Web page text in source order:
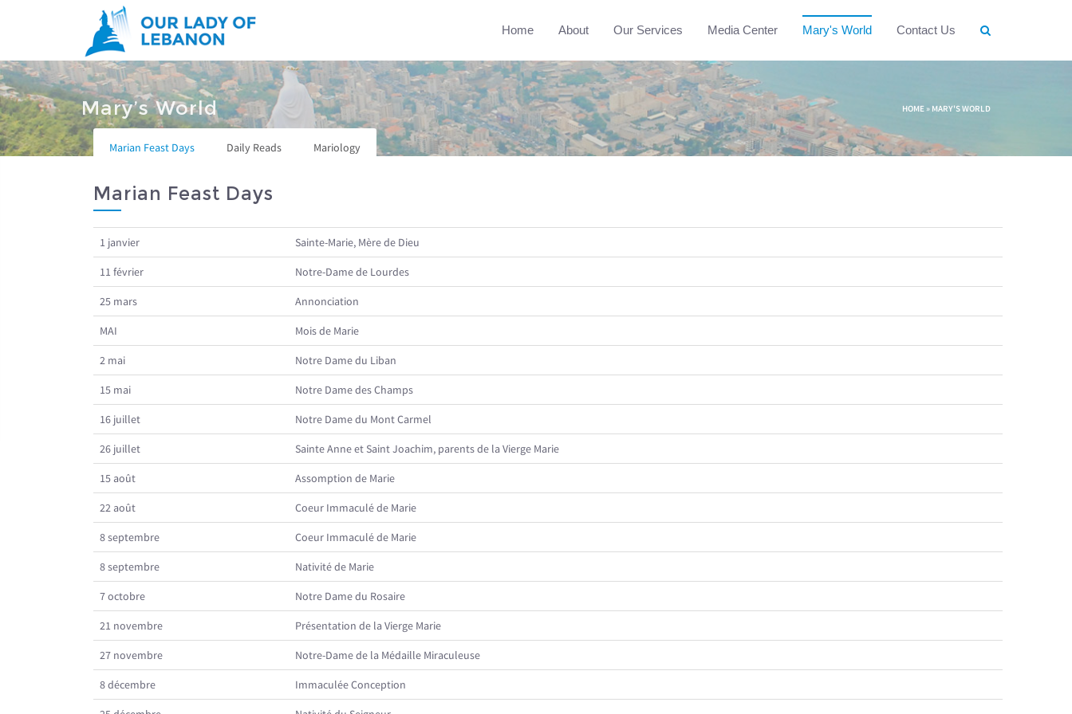
Home About Our Services Media Center Mary's World Contact Us
Mary’s World
You are here HOME » MARY'S WORLD
Marian Feast Days Daily Reads Mariology
Marian Feast Days
1 janvier Sainte-Marie, Mère de Dieu
11 février Notre-Dame de Lourdes
25 mars Annonciation
MAI Mois de Marie
2 mai Notre Dame du Liban
15 mai Notre Dame des Champs
16 juillet Notre Dame du Mont Carmel
26 juillet Sainte Anne et Saint Joachim, parents de la Vierge Marie
15 août Assomption de Marie
22 août Coeur Immaculé de Marie
8 septembre Coeur Immaculé de Marie
8 septembre Nativité de Marie
7 octobre Notre Dame du Rosaire
21 novembre Présentation de la Vierge Marie
27 novembre Notre-Dame de la Médaille Miraculeuse
8 décembre Immaculée Conception